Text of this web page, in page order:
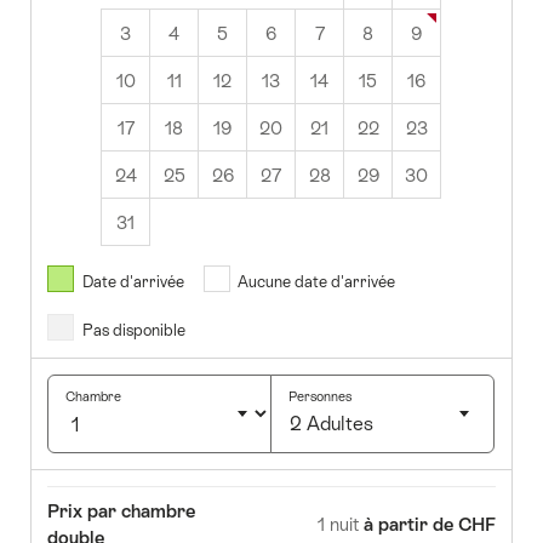
3 4 5 6 7 8 9
10 11 12 13 14 15 16
17 18 19 20 21 22 23
24 25 26 27 28 29 30
31
Août 2026
Sa Di
1 2
7
12 13 14 15 16
20 21 2223
Date d'arrivée Aucune date d'arrivée
Pas disponible
Chambre Personnes
2 Adultes
Cliquez
sélectionner
Chambre Prix
Prix par chambre
double
1 nuit à partir de CHF